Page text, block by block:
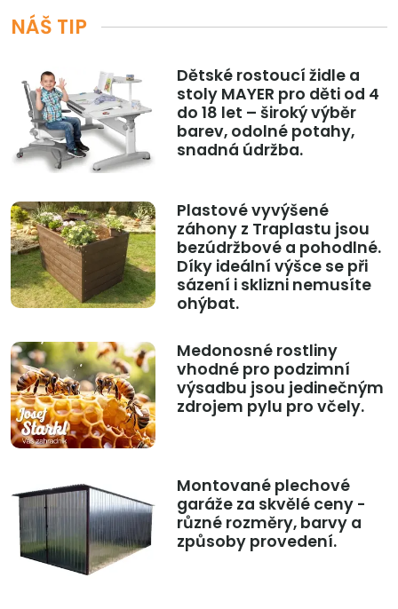
NÁŠ TIP
Dětské rostoucí židle a
stoly MAYER pro děti od 4
do 18 let – široký výběr
barev, odolné potahy,
snadná údržba.
Plastové vyvýšené
záhony z Traplastu jsou
bezúdržbové a pohodlné.
Díky ideální výšce se při
sázení i sklizni nemusíte
ohýbat.
Medonosné rostliny
vhodné pro podzimní
výsadbu jsou jedinečným
zdrojem pylu pro včely.
Montované plechové
garáže za skvělé ceny -
různé rozměry, barvy a
způsoby provedení.